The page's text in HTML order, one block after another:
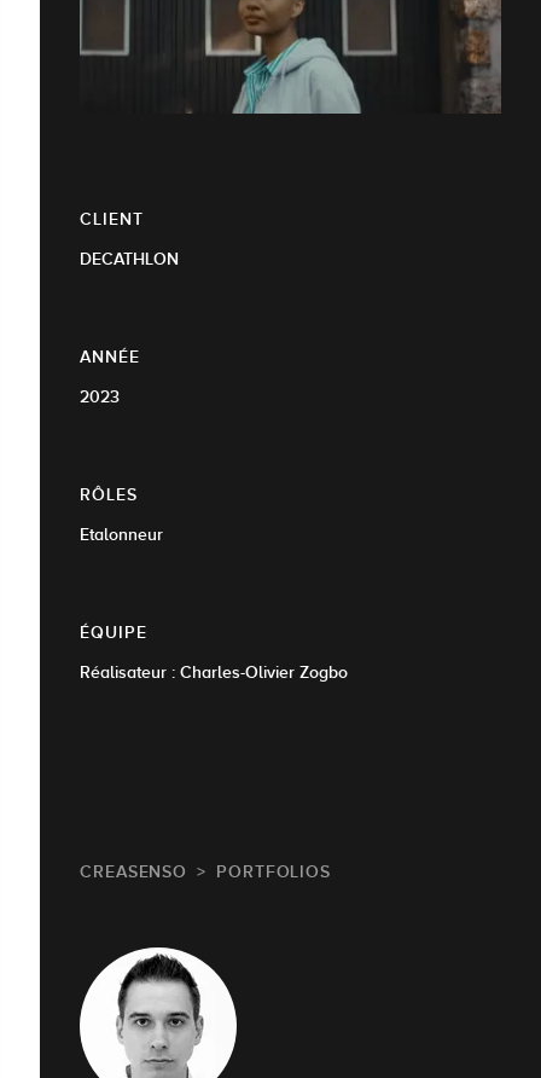
CLIENT
DECATHLON
ANNÉE
2023
RÔLES
Etalonneur
ÉQUIPE
Réalisateur : Charles-Olivier Zogbo
CREASENSO PORTFOLIOS